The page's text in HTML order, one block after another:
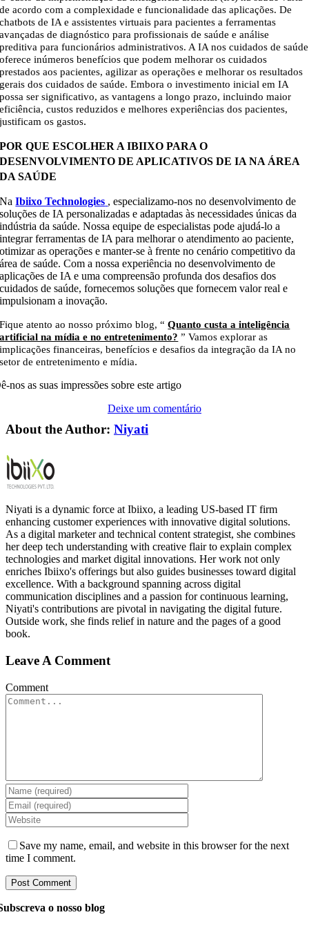
de acordo com a complexidade e funcionalidade das aplicações. De
chatbots de IA e assistentes virtuais para pacientes a ferramentas
avançadas de diagnóstico para profissionais de saúde e análise
preditiva para funcionários administrativos. A IA nos cuidados de saúde
oferece inúmeros benefícios que podem melhorar os cuidados
prestados aos pacientes, agilizar as operações e melhorar os resultados
gerais dos cuidados de saúde. Embora o investimento inicial em IA
possa ser significativo, as vantagens a longo prazo, incluindo maior
eficiência, custos reduzidos e melhores experiências dos pacientes,
justificam os gastos.
POR QUE ESCOLHER A IBIIXO PARA O
DESENVOLVIMENTO DE APLICATIVOS DE IA NA ÁREA
DA SAÚDE
NaIbiixo Technologies ,especializamo-nos no desenvolvimento de
soluções de IA personalizadas e adaptadas às necessidades únicas da
indústria da saúde. Nossa equipe de especialistas pode ajudá-lo a
integrar ferramentas de IA para melhorar o atendimento ao paciente,
otimizar as operações e manter-se à frente no cenário competitivo da
área de saúde. Com a nossa experiência no desenvolvimento de
aplicações de IA e uma compreensão profunda dos desafios dos
cuidados de saúde, fornecemos soluções que fornecem valor real e
impulsionam a inovação.
Fique atento ao nosso próximo blog, “ Quanto custa a inteligência
artificial na mídia e no entretenimento? ” Vamos explorar as
implicações financeiras, benefícios e desafios da integração da IA no
setor de entretenimento e mídia.
nos as suas impressões sobre este artigo
Deixe um comentário
About the Author: Niyati
Niyati is a dynamic force at Ibiixo, a leading US-based IT firm
enhancing customer experiences with innovative digital solutions.
As a digital marketer and technical content strategist, she combines
her deep tech understanding with creative flair to explain complex
technologies and market digital innovations. Her work not only
enriches Ibiixo's offerings but also guides businesses toward digital
excellence. With a background spanning across digital
communication disciplines and a passion for continuous learning,
Niyati's contributions are pivotal in navigating the digital future.
Outside work, she finds relief in nature and the pages of a good
book.
Leave A Comment
Comment
Save my name, email, and website in this browser for the next
time I comment.
o nosso blog